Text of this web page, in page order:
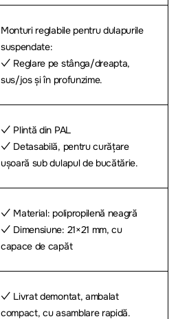
Monturi reglabile pentru dulapurile
suspendate:
✓ Reglare pe stânga/dreapta,
sus/jos și în profunzime.
✓ Plintă din PAL
✓ Detasabilă, pentru curățare
ușoară sub dulapul de bucătărie.
✓ Material: polipropilenă neagră
✓ Dimensiune: 21×21 mm, cu
capace de capăt
✓ Livrat demontat, ambalat
compact, cu asamblare rapidă.